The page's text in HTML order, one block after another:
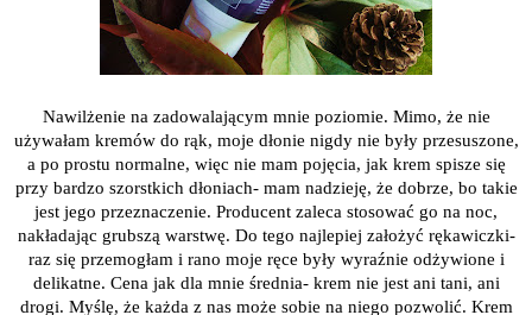
Nawilżenie na zadowalającym mnie poziomie. Mimo, że nie
używałam kremów do rąk, moje dłonie nigdy nie były przesuszone,
a po prostu normalne, więc nie mam pojęcia, jak krem spisze się
przy bardzo szorstkich dłoniach- mam nadzieję, że dobrze, bo takie
jest jego przeznaczenie. Producent zaleca stosować go na noc,
nakładając grubszą warstwę. Do tego najlepiej założyć rękawiczki-
raz się przemogłam i rano moje ręce były wyraźnie odżywione i
delikatne. Cena jak dla mnie średnia- krem nie jest ani tani, ani
drogi. Myślę, że każda z nas może sobie na niego pozwolić. Krem